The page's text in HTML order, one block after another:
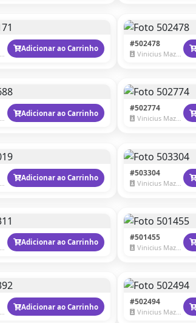
Adicionar ao Carrinho #502478
Vinicius Mazzaro
Adicionar ao Carrinho #502774
Vinicius Mazzaro
Adicionar ao Carrinho #503304
Vinicius Mazzaro
Adicionar ao Carrinho #501455
Vinicius Mazzaro
Adicionar ao Carrinho #502494
Vinicius Mazzaro